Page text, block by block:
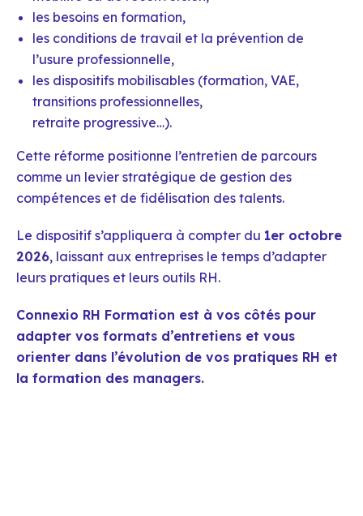
les besoins en formation,
les conditions de travail et la prévention de
l’usure professionnelle,
les dispositifs mobilisables (formation, VAE,
transitions professionnelles,
retraite progressive…).
Cette réforme positionne l’entretien de parcours
comme un levier stratégique de gestion des
compétences et de fidélisation des talents.
Le dispositif s’appliquera à compter du 1er octobre
2026, laissant aux entreprises le temps d’adapter
leurs pratiques et leurs outils RH.
Connexio RH Formation est à vos côtés pour
adapter vos formats d’entretiens et vous
orienter dans l’évolution de vos pratiques RH et
la formation des managers.